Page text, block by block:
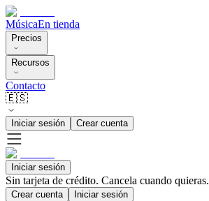
MúsicaEn tienda
Precios
Recursos
Contacto
🇪🇸
Iniciar sesión Crear cuenta
Iniciar sesión
Sin tarjeta de crédito. Cancela cuando quieras.
Crear cuenta Iniciar sesión